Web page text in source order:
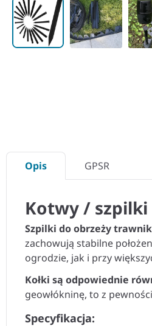
Opis GPSR
Kotwy /
Szpilki do obrzeży
zachowują stabilne
ogrodzie, jak i przy
Kołki są odpowiednie
geowłókninę, to z
Specyfikacja: